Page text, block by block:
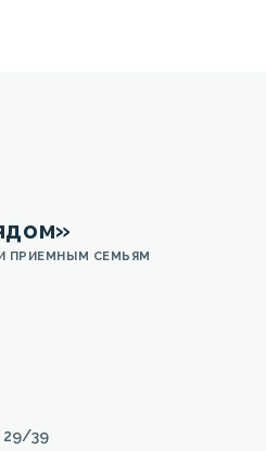
ПРИЕМНЫМ СЕМЬЯМ
29/39